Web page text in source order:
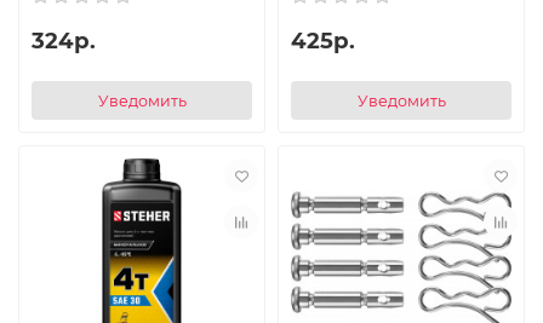
324р.
Уведомить
425р.
Уведомить